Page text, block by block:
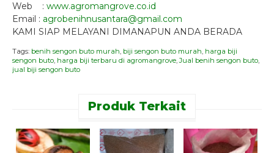
Web : www.agromangrove.co.id
Email : agrobenihnusantara@gmail.com
KAMI SIAP MELAYANI DIMANAPUN ANDA BERADA
Tags: benih sengon buto murah, biji sengon buto murah, harga biji
sengon buto, harga biji terbaru di agromangrove,Jual benih sengon buto,
jual biji sengon buto
Produk Terkait